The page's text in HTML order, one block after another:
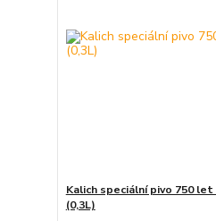
Kalich speciální pivo 750
(0,3L)